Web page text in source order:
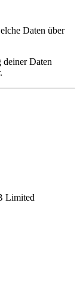
Daten über
Daten
Limited